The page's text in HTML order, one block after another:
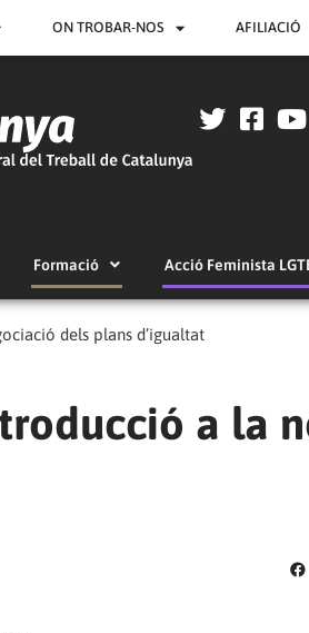
ON TROBAR-NOS AFILIACIÓ
Formació Acció Feminista
dels plans d’igualtat
a la